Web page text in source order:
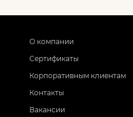
О компании
Сертификаты
Корпоративным клиентам
Контакты
Вакансии